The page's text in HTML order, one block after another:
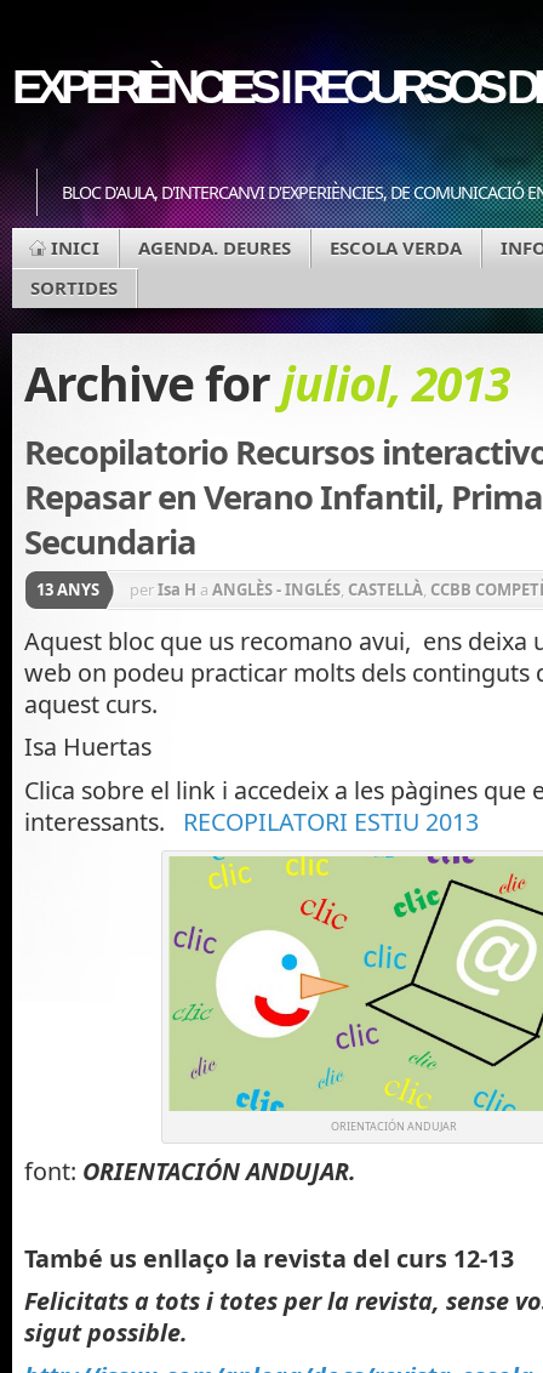
EXPERIÈNCIES I RECURSOS
BLOC D'AULA, D'INTERCANVI D'EXPERIÈNCIES, DE COMUNICACIÓ
INICI AGENDA. DEURES ESCOLA VERDA
SORTIDES
Archive forjuliol, 2013
Recopilatorio Recursos
Repasar en Verano Infantil,
Secundaria
13 ANYS perIsa H a ANGLÈS - INGLÉS, CASTELLÀ, CCBB
CONEIXEMENT DEL MEDI NATURAL I SOCIAL
DEURES
MATEMÀTIQUES
Aquest bloc que us recomano avui, ens deixa
web on podeu practicar molts dels continguts
aquest curs.
Isa Huertas
Clica sobre el link i accedeix a les pàgines que
interessants. RECOPILATORI ESTIU 2013
ORIENTACIÓN ANDUJAR
font: ORIENTACIÓN ANDUJAR.
També us enllaço la revista del curs 12-13
Felicitats a tots i totes per la revista, sense
sigut possible.